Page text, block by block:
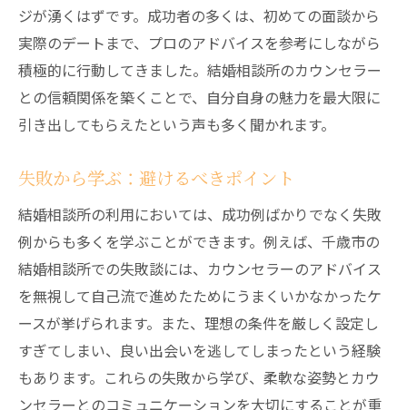
ジが湧くはずです。成功者の多くは、初めての面談から
実際のデートまで、プロのアドバイスを参考にしながら
積極的に行動してきました。結婚相談所のカウンセラー
との信頼関係を築くことで、自分自身の魅力を最大限に
引き出してもらえたという声も多く聞かれます。
失敗から学ぶ：避けるべきポイント
結婚相談所の利用においては、成功例ばかりでなく失敗
例からも多くを学ぶことができます。例えば、千歳市の
結婚相談所での失敗談には、カウンセラーのアドバイス
を無視して自己流で進めたためにうまくいかなかったケ
ースが挙げられます。また、理想の条件を厳しく設定し
すぎてしまい、良い出会いを逃してしまったという経験
もあります。これらの失敗から学び、柔軟な姿勢とカウ
ンセラーとのコミュニケーションを大切にすることが重